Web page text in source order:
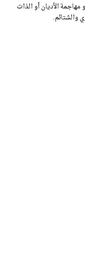
الأديان أو الذات
والشتائم.